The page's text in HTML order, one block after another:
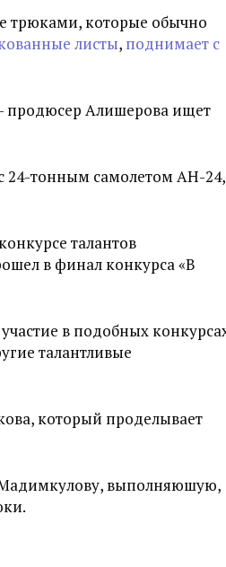
трюками, которые обычно
листы, поднимает с
продюсер Алишерова ищет
24-тонным самолетом АН-24,
талантов
в финал конкурса «В
в подобных
талантливые
который проделывает
выполняюшую,